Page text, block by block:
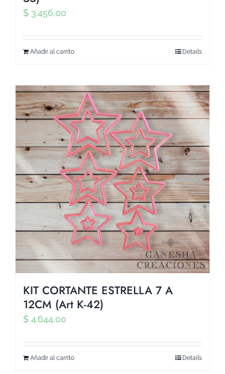
$ 3.456,00
Añadir al carrito Details
KIT CORTANTE ESTRELLA 7 A
12CM (Art K-42)
$ 4.644,00
Añadir al carrito Details